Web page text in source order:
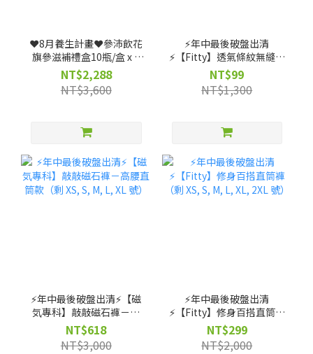
❤️8月養生計畫❤️參沛飲花
旗參滋補禮盒10瓶/盒 x 3
盒 (效期: 20261223)--僅限
宅配
NT$2,288
NT$3,600
⚡️年中最後破盤出清
⚡️【Fitty】透氣條紋無縫上
衣（剩 XS, S, M 號）
NT$99
NT$1,300
⚡️年中最後破盤出清⚡️【磁
気專科】敲敲磁石褲－高
腰直筒款（剩 XS, S, M, L,
XL 號）
NT$618
NT$3,000
⚡️年中最後破盤出清
⚡️【Fitty】修身百搭直筒褲
（剩 XS, S, M, L, XL, 2XL
號）
NT$299
NT$2,000